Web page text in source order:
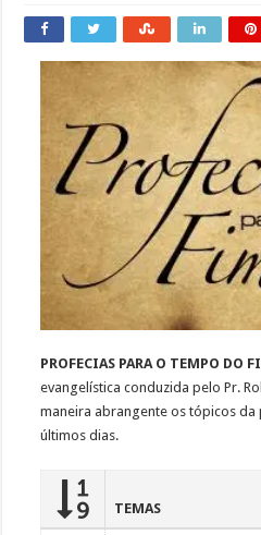
PROFECIAS PARA O TEMPO DO
evangelística conduzida pelo Pr.
maneira abrangente os tópicos
últimos dias.
TEMAS